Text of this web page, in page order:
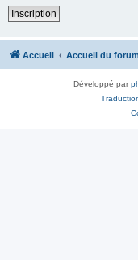
Inscription
Accueil Accueil du forum
Développé par